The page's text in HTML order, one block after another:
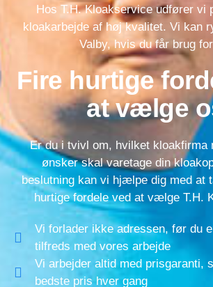
Hos T.H. Kloakservice udfører vi
kloakarbejde af høj kvalitet. Vi kan
Valby, hvis du får brug
Fire hurtige
at vælge
Er du i tvivl om, hvilket kloakfirma
ønsker skal varetage din
beslutning kan vi hjælpe dig med at
hurtige fordele ved at vælge T.H.
Vi forlader ikke adressen, før du
tilfreds med vores arbejde
Vi arbejder altid med prisgaranti,
bedste pris hver gang